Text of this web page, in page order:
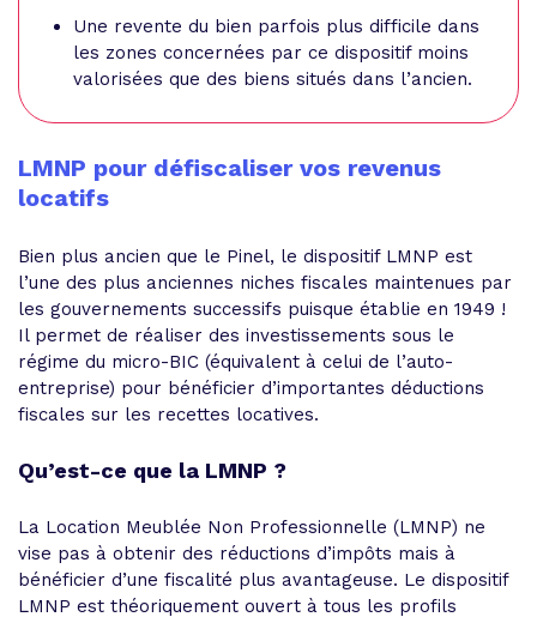
Une revente du bien parfois plus difficile dans
les zones concernées par ce dispositif moins
valorisées que des biens situés dans l’ancien.
LMNP pour défiscaliser vos revenus
locatifs
Bien plus ancien que le Pinel, le dispositif LMNP est
l’une des plus anciennes niches fiscales maintenues par
les gouvernements successifs puisque établie en 1949 !
Il permet de réaliser des investissements sous le
régime du micro-BIC (équivalent à celui de l’auto-
entreprise) pour bénéficier d’importantes déductions
fiscales sur les recettes locatives.
Qu’est-ce que la LMNP ?
La Location Meublée Non Professionnelle (LMNP) ne
vise pas à obtenir des réductions d’impôts mais à
bénéficier d’une fiscalité plus avantageuse. Le dispositif
LMNP est théoriquement ouvert à tous les profils